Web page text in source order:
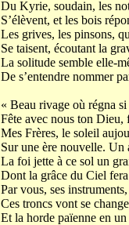
Du Kyrie, soudain, les
S’élèvent, et les bois
Les grives, les pinsons,
Se taisent, écoutant la
La solitude semble elle-
De s’entendre nommer
« Beau rivage où régna
Fête avec nous ton Dieu,
Mes Frères, le soleil
Sur une ère nouvelle. Un
La foi jette à ce sol un
Dont la grâce du Ciel
Par vous, ses
Ces troncs vont se
Et la horde païenne en